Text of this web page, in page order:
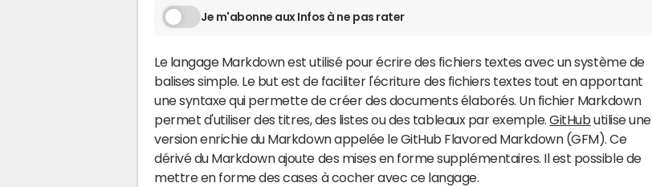
Je m'abonne aux Infos à ne pas rater
Le langage Markdown est utilisé pour écrire des fichiers textes avec un système de
balises simple. Le but est de faciliter l'écriture des fichiers textes tout en apportant
une syntaxe qui permette de créer des documents élaborés. Un fichier Markdown
permet d'utiliser des titres, des listes ou des tableaux par exemple.GitHub utilise une
version enrichie du Markdown appelée le GitHub Flavored Markdown (GFM). Ce
dérivé du Markdown ajoute des mises en forme supplémentaires. Il est possible de
mettre en forme des cases à cocher avec ce langage.